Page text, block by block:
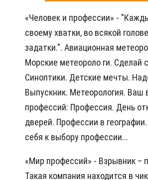
«Человек и профессии» -
своему хватки, во всякой
задатки.". Авиационная
Морские метеороло ги. Сделай
Синоптики. Детские мечты.
Выпускник. Метеорология. Ваш
профессий: Профессия. День
дверей. Профессии в географии.
себя к выбору профессии...
«Мир профессий» - Взрывник –
Такая компания находится в